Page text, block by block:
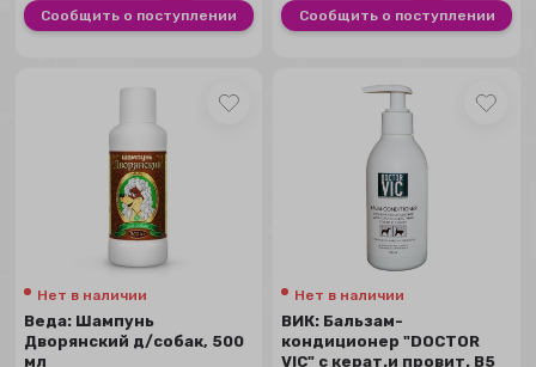
Сообщить о поступлении
Сообщить о поступлении
Нет в наличии
Веда: Шампунь
Дворянский д/собак, 500
мл
Нет в наличии
ВИК: Бальзам-
кондиционер "DOCTOR
VIC" с керат.и провит. B5